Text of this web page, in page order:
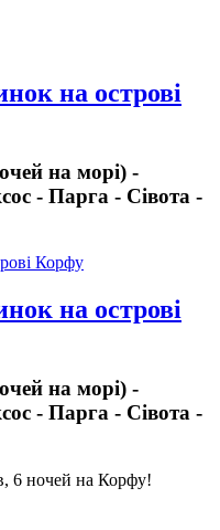
на острові
на морі) -
- Парга - Сівота -
на острові
на морі) -
- Парга - Сівота -
6 ночей на Корфу!